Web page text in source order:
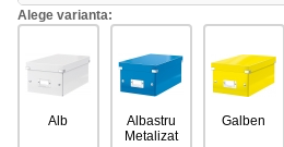
Alege varianta:
Alb
Albastru
Metalizat
Galben